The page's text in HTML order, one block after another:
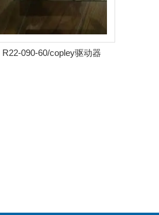
R22-090-60/copley驱动器